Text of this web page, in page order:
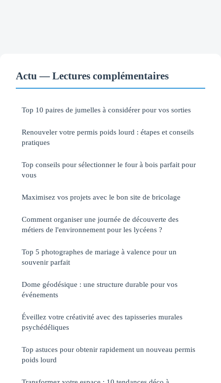
Actu — Lectures complémentaires
Top 10 paires de jumelles à considérer pour vos sorties
Renouveler votre permis poids lourd : étapes et conseils
pratiques
Top conseils pour sélectionner le four à bois parfait pour
vous
Maximisez vos projets avec le bon site de bricolage
Comment organiser une journée de découverte des
métiers de l'environnement pour les lycéens ?
Top 5 photographes de mariage à valence pour un
souvenir parfait
Dome géodésique : une structure durable pour vos
événements
Éveillez votre créativité avec des tapisseries murales
psychédéliques
Top astuces pour obtenir rapidement un nouveau permis
poids lourd